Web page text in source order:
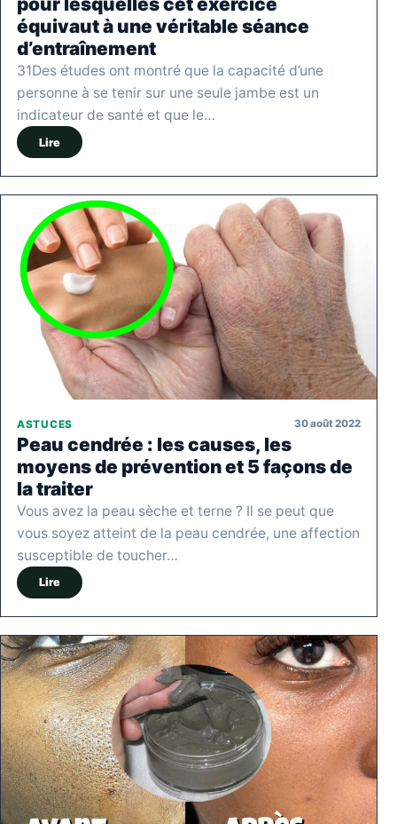
équivaut à une véritable séance
d’entraînement
31Des études ont montré que la capacité d’une
personne à se tenir sur une seule jambe est un
indicateur de santé et que le…
Lire
ASTUCES 30 août 2022
Peau cendrée : les causes, les
moyens de prévention et 5 façons de
la traiter
Vous avez la peau sèche et terne ? Il se peut que
vous soyez atteint de la peau cendrée, une affection
susceptible de toucher…
Lire